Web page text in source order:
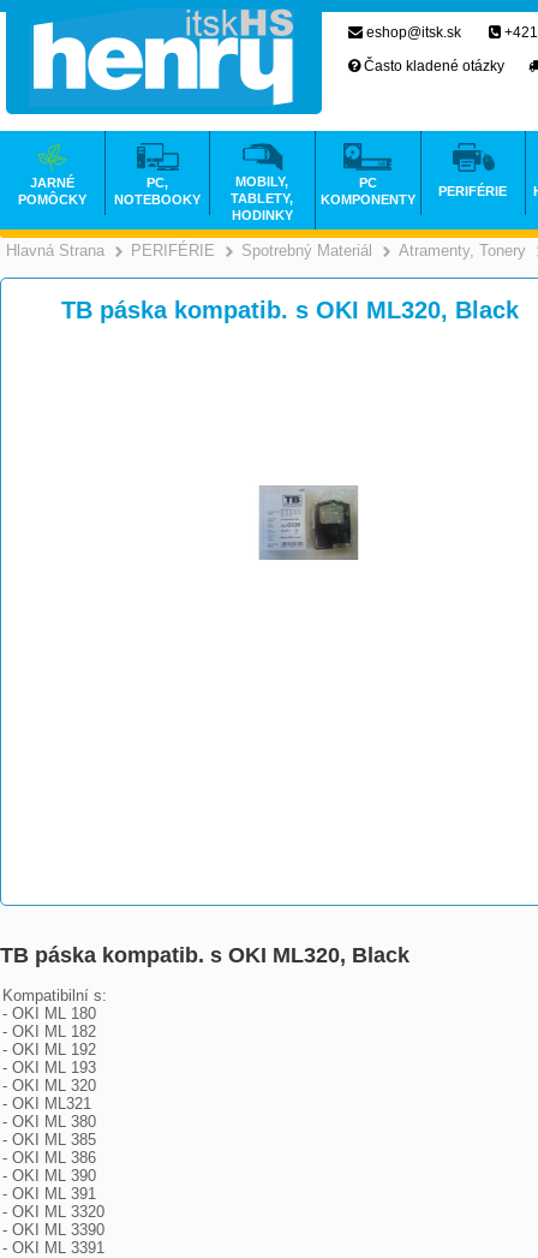
Hlavná Strana >
PERIFÉRIE >
Spotrebný Materiál >
Atramenty, Tonery
TB páska kompatib. s OKI ML320, Black
TB páska kompatib. s OKI ML320, Black
Kompatibilní s:
- OKI ML 180
- OKI ML 182
- OKI ML 192
- OKI ML 193
- OKI ML 320
- OKI ML321
- OKI ML 380
- OKI ML 385
- OKI ML 386
- OKI ML 390
- OKI ML 391
- OKI ML 3320
- OKI ML 3390
- OKI ML 3391
eshop@itsk.sk
Často kladené otázky
JARNÉ
POMÔCKY
PC,
NOTEBOOKY
MOBILY,
TABLETY,
HODINKY
PC
KOMPONENTY
PERIFÉRIE